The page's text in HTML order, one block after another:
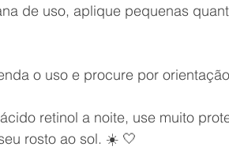
de uso, aplique pequenas
o uso e procure por
retinol a noite, use muito
rosto ao sol. ☀️ 🤍